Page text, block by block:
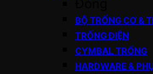
BỘ TRỐNG CƠ &
TRỐNG ĐIỆN
CYMBAL TRỐNG
HARDWARE &